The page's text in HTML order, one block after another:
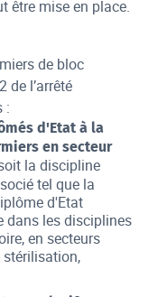
être mise en place.
de bloc
de l’arrêté
:
d'Etat à la
en secteur
la discipline
tel que la
d'Etat
dans les disciplines
en secteurs
stérilisation,